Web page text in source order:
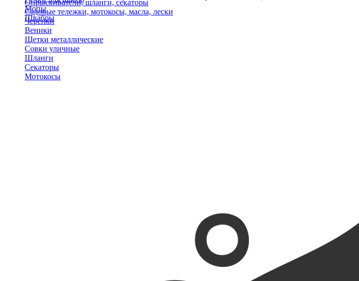
Мопы
Швабры
Опрыскиватели, шланги, секаторы
Садовые тележки, мотокосы, масла, лески
Черенки
Веники
Щетки металлические
Совки уличные
Шланги
Секаторы
Мотокосы